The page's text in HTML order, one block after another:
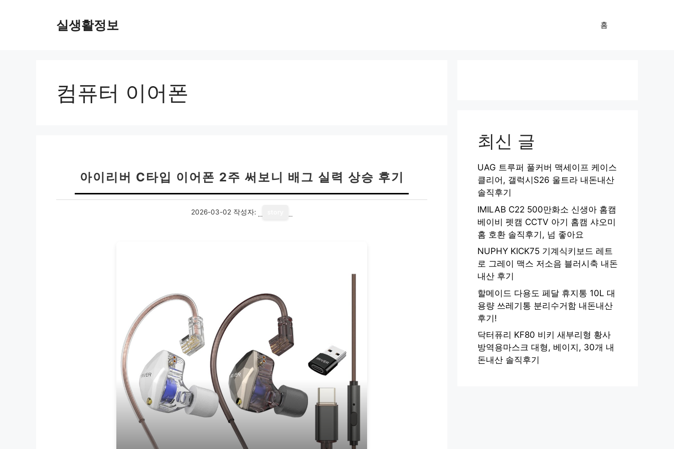
실생활정보 홈
컴퓨터 이어폰
아이리버 C타입 이어폰 2주 써보니 배그 실력 상승 후기
2026-03-02 작성자:
최신 글
UAG 트루퍼 풀커버 맥세이프 케이스
클리어, 갤럭시S26 울트라 내돈내산
솔직후기
IMILAB C22 500만화소 신생아 홈캠
베이비 펫캠 CCTV 아기 홈캠 샤오미
홈 호환 솔직후기, 넘 좋아요
NUPHY KICK75 기계식키보드 레트
로 그레이 맥스 저소음 블러시축 내돈
내산 후기
할메이드 다용도 페달 휴지통 10L 대
용량 쓰레기통 분리수거함 내돈내산
후기!
닥터퓨리 KF80 비키 새부리형 황사
방역용마스크 대형, 베이지, 30개 내
돈내산 솔직후기